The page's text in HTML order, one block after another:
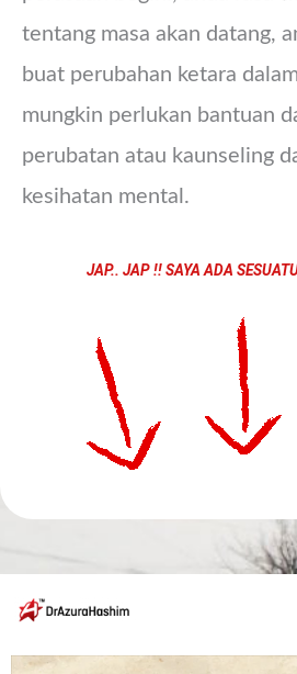
tentang masa akan datang,
buat perubahan ketara
mungkin perlukan bantuan
perubatan atau kaunseling
kesihatan mental.
JAP.. JAP !! SAYA ADA